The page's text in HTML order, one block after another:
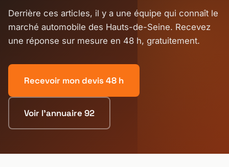
Derrière ces articles, il y a une équipe qui connaît le
marché automobile des Hauts-de-Seine. Recevez
une réponse sur mesure en 48 h, gratuitement.
Recevoir mon devis 48 h
Voir l'annuaire 92